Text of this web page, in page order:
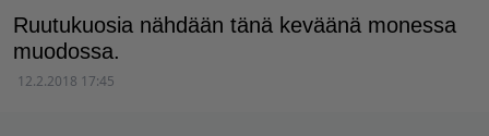
Ruutukuosia nähdään tänä keväänä monessa
muodossa.
12.2.2018 17:45